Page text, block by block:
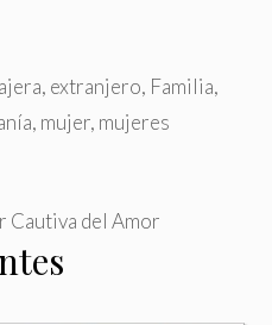
, extranjero, Familia,
, mujer, mujeres
Cautiva del Amor